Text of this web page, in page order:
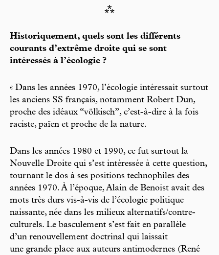
⁂
Historiquement, quels sont les différents
courants d’extrême droite qui se sont
intéressés à l’écologie ?
« Dans les années 1970, l’écologie intéressait surtout
les anciens SS français, notamment Robert Dun,
proche des idéaux “völkisch”, c’est-à-dire à la fois
raciste, païen et proche de la nature.
Dans les années 1980 et 1990, ce fut surtout la
Nouvelle Droite qui s’est intéressée à cette question,
tournant le dos à ses positions technophiles des
années 1970. À l’époque, Alain de Benoist avait des
mots très durs vis-à-vis de l’écologie politique
naissante, née dans les milieux alternatifs/contre-
culturels. Le basculement s’est fait en parallèle
d’un renouvellement doctrinal qui laissait
une grande place aux auteurs antimodernes (René